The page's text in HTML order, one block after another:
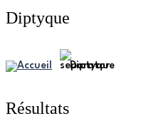
Diptyque
Diptyque
Résultats